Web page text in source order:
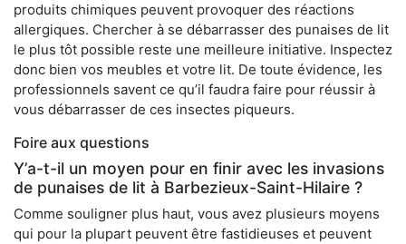
produits chimiques peuvent provoquer des réactions
allergiques. Chercher à se débarrasser des punaises de lit
le plus tôt possible reste une meilleure initiative. Inspectez
donc bien vos meubles et votre lit. De toute évidence, les
professionnels savent ce qu’il faudra faire pour réussir à
vous débarrasser de ces insectes piqueurs.
Foire aux questions
Y’a-t-il un moyen pour en finir avec les invasions
de punaises de lit à Barbezieux-Saint-Hilaire ?
Comme souligner plus haut, vous avez plusieurs moyens
qui pour la plupart peuvent être fastidieuses et peuvent